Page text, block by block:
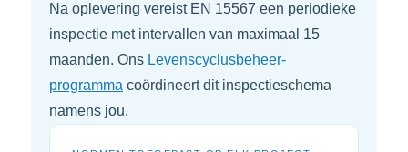
Na oplevering vereist EN 15567 een periodieke
inspectie met intervallen van maximaal 15
maanden. Ons Levenscyclusbeheer-
programma coördineert dit inspectieschema
namens jou.